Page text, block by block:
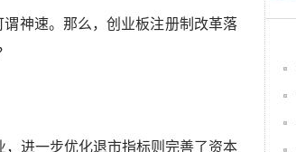
谓神速。那么，创业板注册制改革落
进一步优化退市指标则完善了资本